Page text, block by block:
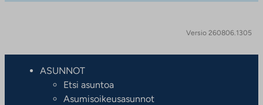
Versio 260806.1305
ASUNNOT
Etsi asuntoa
Asumisoikeusasunnot